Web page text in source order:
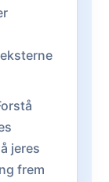
jeres
frem